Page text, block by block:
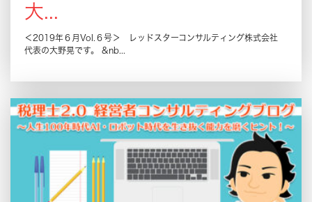
大...
＜2019年６月Vol.６号＞ レッドスターコンサルティング株式会社
代表の大野晃です。 &nb...